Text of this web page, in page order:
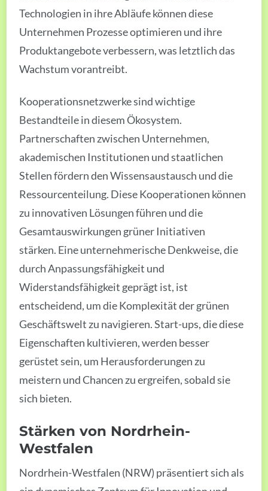
Technologien in ihre Abläufe können diese
Unternehmen Prozesse optimieren und ihre
Produktangebote verbessern, was letztlich das
Wachstum vorantreibt.
Kooperationsnetzwerke sind wichtige
Bestandteile in diesem Ökosystem.
Partnerschaften zwischen Unternehmen,
akademischen Institutionen und staatlichen
Stellen fördern den Wissensaustausch und die
Ressourcenteilung. Diese Kooperationen können
zu innovativen Lösungen führen und die
Gesamtauswirkungen grüner Initiativen
stärken. Eine unternehmerische Denkweise, die
durch Anpassungsfähigkeit und
Widerstandsfähigkeit geprägt ist, ist
entscheidend, um die Komplexität der grünen
Geschäftswelt zu navigieren. Start-ups, die diese
Eigenschaften kultivieren, werden besser
gerüstet sein, um Herausforderungen zu
meistern und Chancen zu ergreifen, sobald sie
sich bieten.
Stärken von Nordrhein-
Westfalen
Nordrhein-Westfalen (NRW) präsentiert sich als